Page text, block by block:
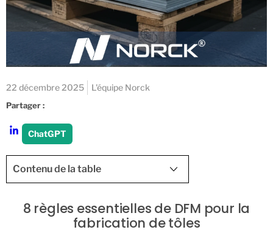
Partager :
ChatGPT
22 décembre 2025 L'équipe Norck
Contenu de la table
8 règles essentielles de DFM pour la
fabrication de tôles